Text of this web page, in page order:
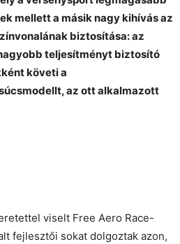
mellett a másik nagy kihívás az
biztosítása: az
teljesítményt biztosító
követi a
az ott alkalmazott
viselt Free Aero Race-
fejlesztői sokat dolgoztak azon,